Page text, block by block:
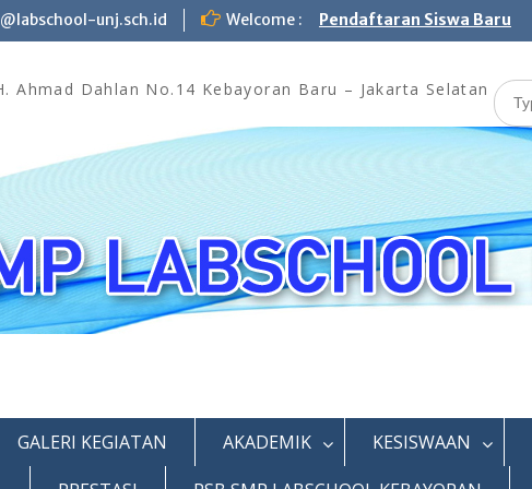
unj.sch.id Welcome : Pendaftaran Siswa Baru
Ahmad Dahlan No.14 Kebayoran Baru – Jakarta Selatan Search
for:
GALERI KEGIATAN AKADEMIK KESISWAAN